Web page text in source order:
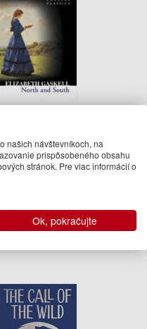
Elizabeth Gaskell
našich návštevníkoch, na
prispôsobeného obsahu
stránok. Pre viac informácií o
Ok, pokračujte